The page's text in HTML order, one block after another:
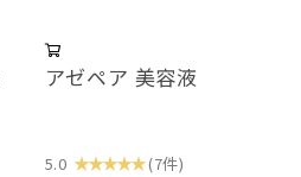
アゼペア 美容液
5.0 ★★★★★(7件)